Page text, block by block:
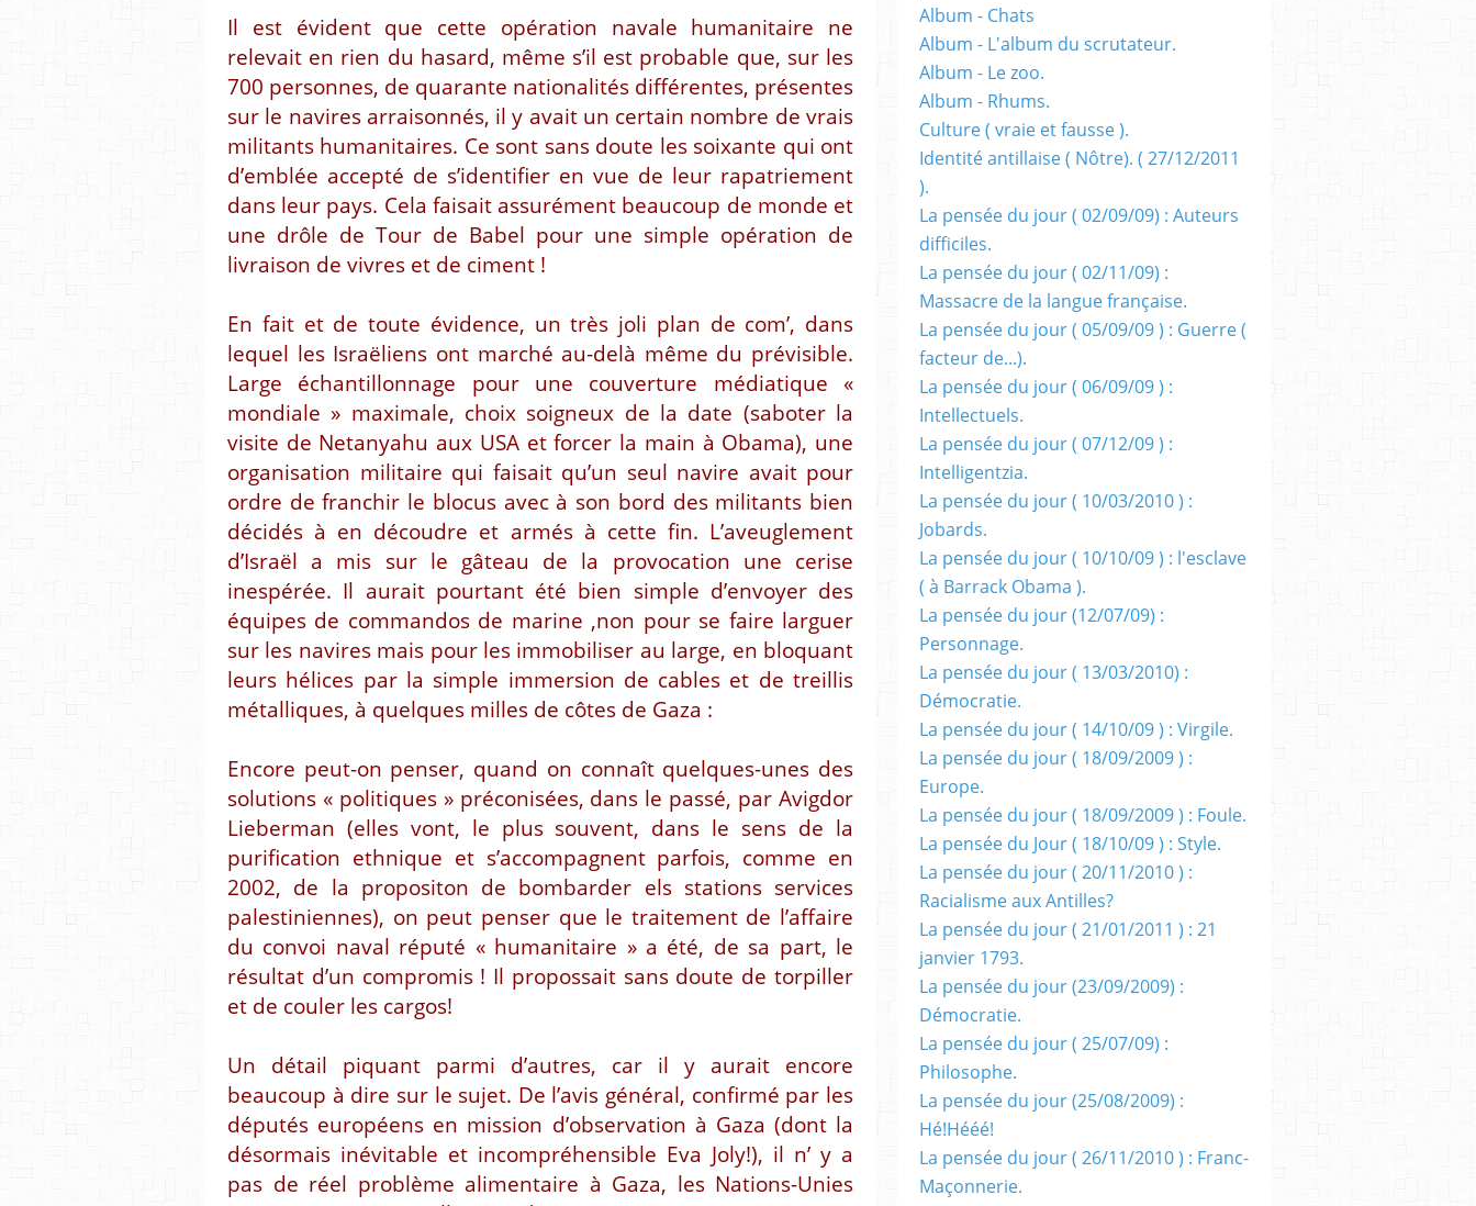
Il est évident que cette opération navale humanitaire ne
relevait en rien du hasard, même s’il est probable que, sur les
700 personnes, de quarante nationalités différentes, présentes
sur le navires arraisonnés, il y avait un certain nombre de vrais
militants humanitaires. Ce sont sans doute les soixante qui ont
d’emblée accepté de s’identifier en vue de leur rapatriement
dans leur pays. Cela faisait assurément beaucoup de monde et
une drôle de Tour de Babel pour une simple opération de
livraison de vivres et de ciment !
En fait et de toute évidence, un très joli plan de com’, dans
lequel les Israëliens ont marché au-delà même du prévisible.
Large échantillonnage pour une couverture médiatique «
mondiale » maximale, choix soigneux de la date (saboter la
visite de Netanyahu aux USA et forcer la main à Obama), une
organisation militaire qui faisait qu’un seul navire avait pour
ordre de franchir le blocus avec à son bord des militants bien
décidés à en découdre et armés à cette fin. L’aveuglement
d’Israël a mis sur le gâteau de la provocation une cerise
inespérée. Il aurait pourtant été bien simple d’envoyer des
équipes de commandos de marine ,non pour se faire larguer
sur les navires mais pour les immobiliser au large, en bloquant
leurs hélices par la simple immersion de cables et de treillis
métalliques, à quelques milles de côtes de Gaza :
Encore peut-on penser, quand on connaît quelques-unes des
solutions « politiques » préconisées, dans le passé, par Avigdor
Lieberman (elles vont, le plus souvent, dans le sens de la
purification ethnique et s’accompagnent parfois, comme en
2002, de la propositon de bombarder els stations services
palestiniennes), on peut penser que le traitement de l’affaire
du convoi naval réputé « humanitaire » a été, de sa part, le
résultat d’un compromis ! Il propossait sans doute de torpiller
et de couler les cargos!
Un détail piquant parmi d’autres, car il y aurait encore
beaucoup à dire sur le sujet. De l’avis général, confirmé par les
députés européens en mission d’observation à Gaza (dont la
désormais inévitable et incompréhensible Eva Joly!), il n’ y a
pas de réel problème alimentaire à Gaza, les Nations-Unies
Album - Chats
Album - L'album du scrutateur.
Album - Le zoo.
Album - Rhums.
Culture ( vraie et fausse ).
Identité antillaise ( Nôtre). ( 27/12/2011
).
La pensée du jour ( 02/09/09) : Auteurs
difficiles.
La pensée du jour ( 02/11/09) :
Massacre de la langue française.
La pensée du jour ( 05/09/09 ) : Guerre (
facteur de...).
La pensée du jour ( 06/09/09 ) :
Intellectuels.
La pensée du jour ( 07/12/09 ) :
Intelligentzia.
La pensée du jour ( 10/03/2010 ) :
Jobards.
La pensée du jour ( 10/10/09 ) : l'esclave
( à Barrack Obama ).
La pensée du jour (12/07/09) :
Personnage.
La pensée du jour ( 13/03/2010) :
Démocratie.
La pensée du jour ( 14/10/09 ) : Virgile.
La pensée du jour ( 18/09/2009 ) :
Europe.
La pensée du jour ( 18/09/2009 ) : Foule.
La pensée du Jour ( 18/10/09 ) : Style.
La pensée du jour ( 20/11/2010 ) :
Racialisme aux Antilles?
La pensée du jour ( 21/01/2011 ) : 21
janvier 1793.
La pensée du jour (23/09/2009) :
Démocratie.
La pensée du jour ( 25/07/09) :
Philosophe.
La pensée du jour (25/08/2009) :
Hé!Hééé!
La pensée du jour ( 26/11/2010 ) : Franc-
Maçonnerie.